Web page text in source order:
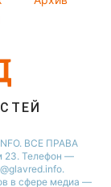
ВСЕ ПРАВА
23. Телефон —
в сфере медиа —